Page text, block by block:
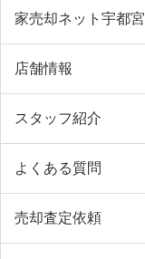
家売却ネット宇都宮
店舗情報
スタッフ紹介
よくある質問
売却査定依頼